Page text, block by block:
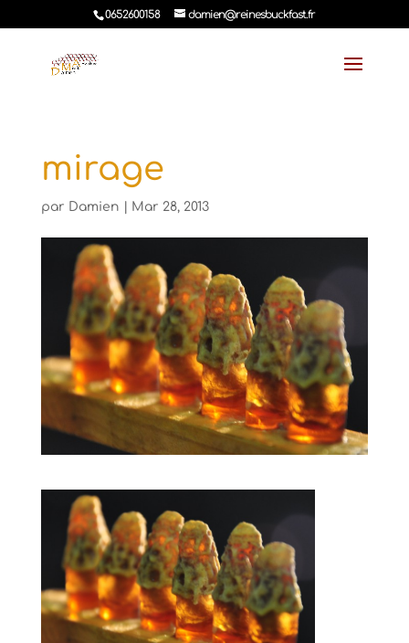
0652600158 damien@reinesbuckfast.fr
mirage
par Damien Mar 28, 2013